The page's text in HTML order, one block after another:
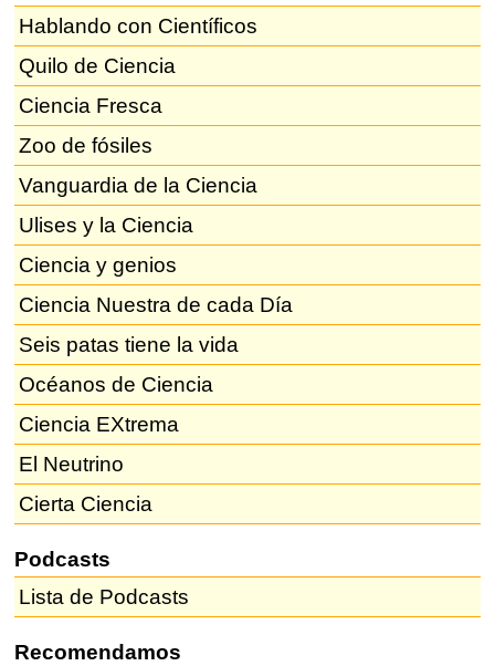
Hablando con Científicos
Quilo de Ciencia
Ciencia Fresca
Zoo de fósiles
Vanguardia de la Ciencia
Ulises y la Ciencia
Ciencia y genios
Ciencia Nuestra de cada Día
Seis patas tiene la vida
Océanos de Ciencia
Ciencia EXtrema
El Neutrino
Cierta Ciencia
Podcasts
Lista de Podcasts
Recomendamos